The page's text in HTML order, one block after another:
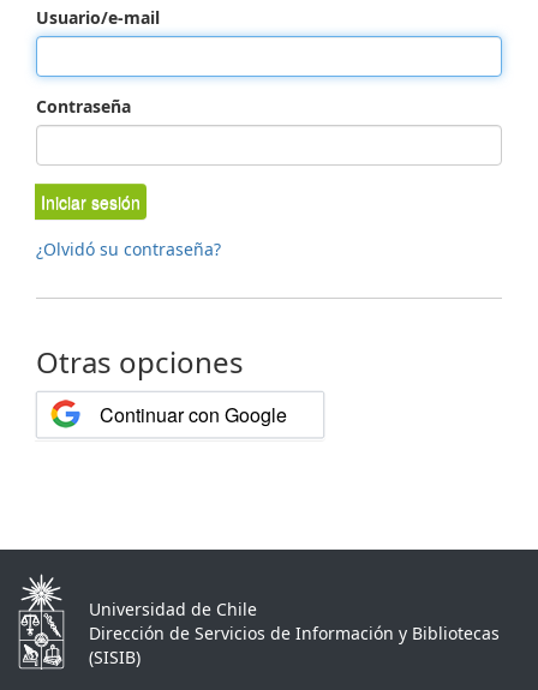
Usuario/e-mail
Contraseña
Iniciar sesión
¿Olvidó su contraseña?
Otras opciones
Continuar con Google
Universidad de Chile
Dirección de Servicios de Información y Bibliotecas
(SISIB)